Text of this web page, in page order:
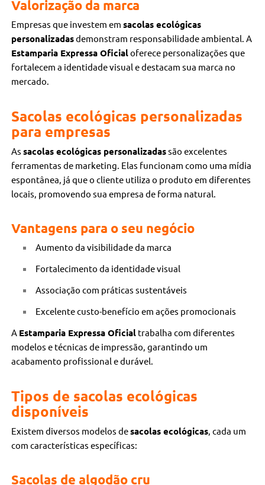
Valorização da marca
Empresas que investem emsacolas ecológicas
personalizadasdemonstram responsabilidade ambiental. A
Estamparia Expressa Oficialoferece personalizações que
fortalecem a identidade visual e destacam sua marca no
mercado.
Sacolas ecológicas personalizadas
para empresas
Assacolas ecológicas personalizadassão excelentes
ferramentas de marketing. Elas funcionam como uma mídia
espontânea, já que o cliente utiliza o produto em diferentes
locais, promovendo sua empresa de forma natural.
Vantagens para o seu negócio
Aumento da visibilidade da marca
Fortalecimento da identidade visual
Associação com práticas sustentáveis
Excelente custo-benefício em ações promocionais
A Estamparia Expressa Oficial trabalha com diferentes
modelos e técnicas de impressão, garantindo um
acabamento profissional e durável.
Tipos de sacolas ecológicas
disponíveis
Existem diversos modelos desacolas ecológicas, cada um
com características específicas:
Sacolas de algodão cru